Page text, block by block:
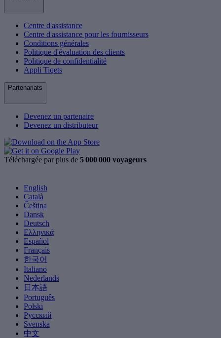
Centre d'assistance
Centre d'assistance pour les fournisseurs
Conditions générales
Politique d'évaluation des clients
Politique de confidentialité
Appli Tiqets
Partenariats
Devenez un partenaire
Devenez un distributeur
Téléchargée par plus de 5 000 000 voyageurs
English
Català
Čeština
Dansk
Deutsch
Ελληνικά
Español
Français
한국어
Italiano
Nederlands
日本語
Português
Polski
Русский
Svenska
中文